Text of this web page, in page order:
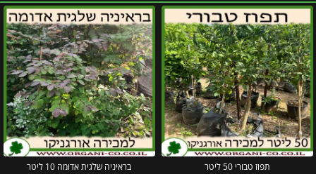
תפוז טבורי 50 ליטר בראיניה שלגית אדומה 10 ליטר